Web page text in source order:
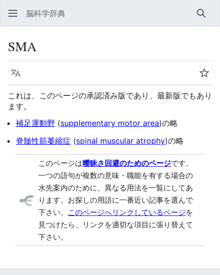
脳科学辞典 検索
SMA
言語
ウ
これは、このページの承認済み版であり、最新版でもあり
ます。
補足運動野 (supplementary motor area)の略
脊髄性筋萎縮症 (spinal muscular atrophy)の略
このページは曖昧さ回避のためのページです。
一つの語句が複数の意味・職能を有する場合の
水先案内のために、異なる用法を一覧にしてあ
ります。お探しの用語に一番近い記事を選んで
下さい。
このページへリンクしているページを
見つけたら、リンクを適切な項目に張り替えて
下さい。